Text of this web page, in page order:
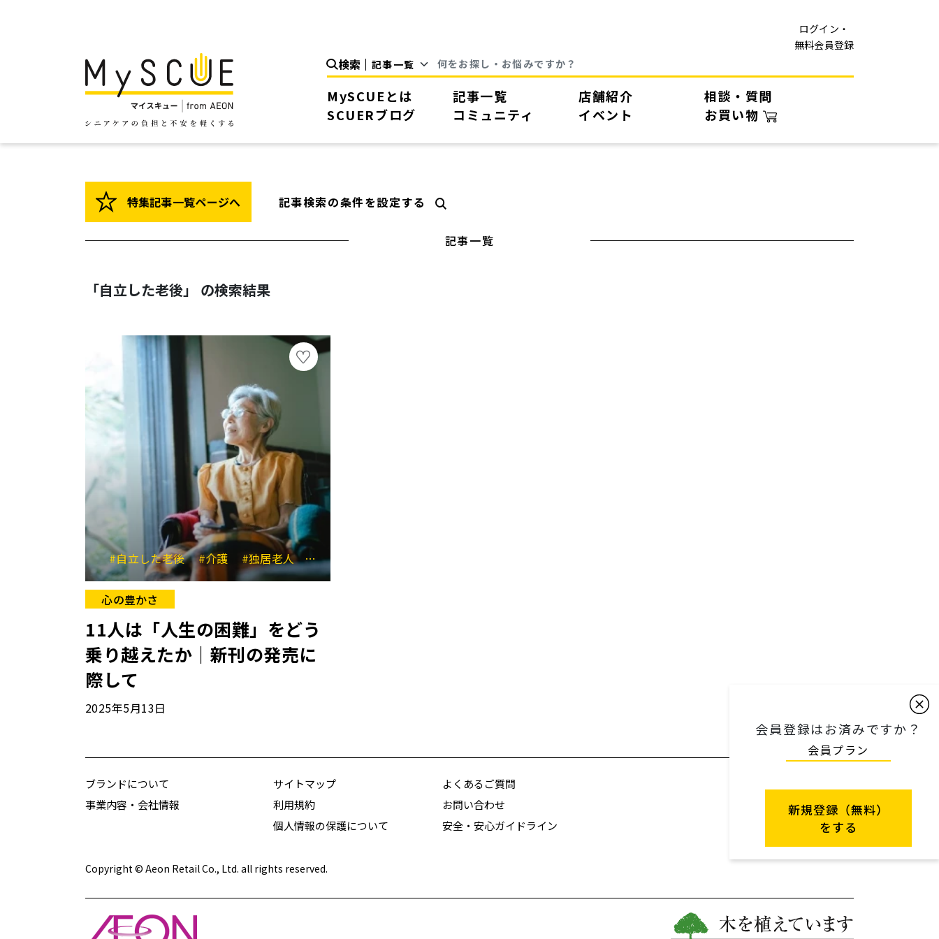
ログイン・
無料会員登録
検索
MySCUEとは 記事一覧 店舗紹介
相談・質問
SCUERブログ
コミュニティ イベント お買い物
特集記事一覧ページへ 記事検索の条件を設定する
記事一覧
「自立した老後」 の検索結果
#自立した老後 #介護 #独居老人 #レジリエンス
心の豊かさ
11人は「人生の困難」をどう
乗り越えたか｜新刊の発売に
際して
2025年5月13日
会員登録はお済みですか？
会員プラン
新規登録（無料）
をする
ブランドについて
事業内容・会社情報
サイトマップ
利用規約
個人情報の保護について
よくあるご質問
お問い合わせ
安全・安心ガイドライン
Copyright © Aeon Retail Co., Ltd. all rights reserved.